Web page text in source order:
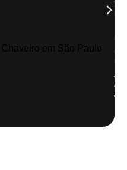
de